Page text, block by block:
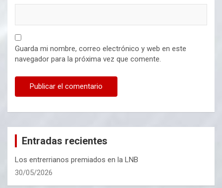
Guarda mi nombre, correo electrónico y web en este
navegador para la próxima vez que comente.
Entradas recientes
Los entrerrianos premiados en la LNB
30/05/2026